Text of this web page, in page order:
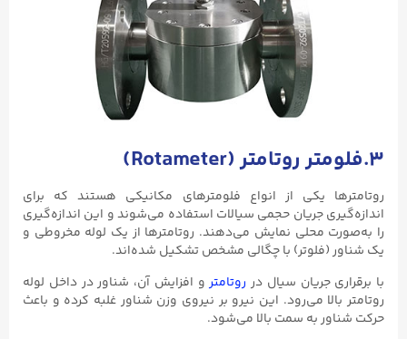
۳.فلومتر روتامتر ( Rotameter
)
روتامترها یکی از انواع فلومترهای مکانیکی هستند که برای
اندازه‌گیری جریان حجمی سیالات استفاده می‌شوند و این اندازه‌گیری
را به‌صورت محلی نمایش می‌دهند. روتامترها از یک لوله مخروطی و
یک شناور (فلوتر) با چگالی مشخص تشکیل شده‌اند.
با برقراری جریان سیال در روتامترو افزایش آن، شناور در داخل لوله
روتامتر بالا می‌رود. این نیرو بر نیروی وزن شناور غلبه کرده و باعث
حرکت شناور به سمت بالا می‌شود.